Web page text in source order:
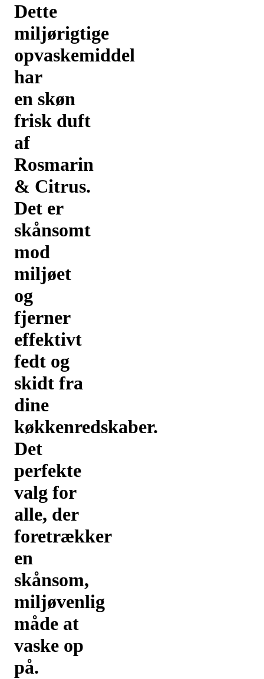
Dette
miljørigtige
opvaskemiddel
har
en skøn
frisk duft
af
Rosmarin
& Citrus.
Det er
skånsomt
mod
miljøet
og
fjerner
effektivt
fedt og
skidt fra
dine
køkkenredskaber.
Det
perfekte
valg for
alle, der
foretrækker
en
skånsom,
miljøvenlig
måde at
vaske op
på.